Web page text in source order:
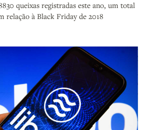
queixas registradas este ano, um total
relação à Black Friday de 2018